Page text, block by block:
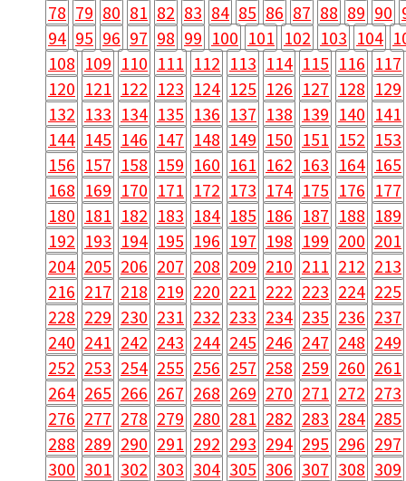
78 79 80 81 82 83 84 85 86 87 88 89 90
94 95 96 97 98 99 100 101 102 103 104
108 109 110 111 112 113 114 115 116 117
120 121 122 123 124 125 126 127 128 129
132 133 134 135 136 137 138 139 140 141
144 145 146 147 148 149 150 151 152 153
156 157 158 159 160 161 162 163 164 165
168 169 170 171 172 173 174 175 176 177
180 181 182 183 184 185 186 187 188 189
192 193 194 195 196 197 198 199 200 201
204 205 206 207 208 209 210 211 212 213
216 217 218 219 220 221 222 223 224 225
228 229 230 231 232 233 234 235 236 237
240 241 242 243 244 245 246 247 248 249
252 253 254 255 256 257 258 259 260 261
264 265 266 267 268 269 270 271 272 273
276 277 278 279 280 281 282 283 284 285
288 289 290 291 292 293 294 295 296 297
300 301 302 303 304 305 306 307 308 309